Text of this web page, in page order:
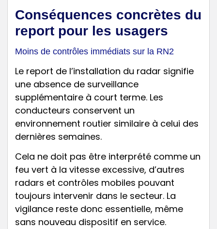
Conséquences concrètes du
report pour les usagers
Moins de contrôles immédiats sur la RN2
Le report de l’installation du radar signifie
une absence de surveillance
supplémentaire à court terme. Les
conducteurs conservent un
environnement routier similaire à celui des
dernières semaines.
Cela ne doit pas être interprété comme un
feu vert à la vitesse excessive, d’autres
radars et contrôles mobiles pouvant
toujours intervenir dans le secteur. La
vigilance reste donc essentielle, même
sans nouveau dispositif en service.